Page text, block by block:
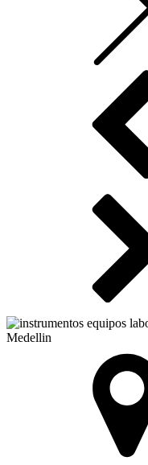
Medellin